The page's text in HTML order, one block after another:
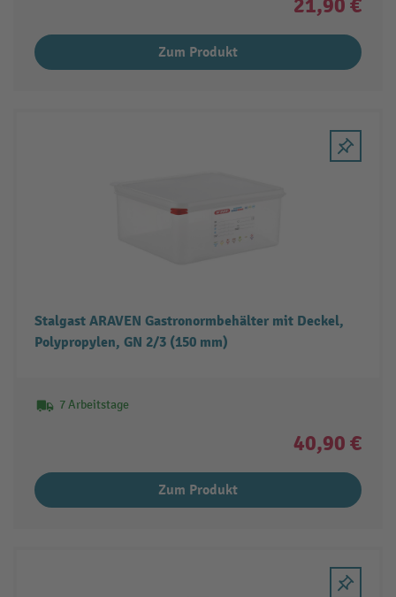
Zum Produkt
Stalgast ARAVEN Gastronormbehälter mit Deckel,
Polypropylen, GN 2/3 (150 mm)
7 Arbeitstage
40,90 €
Zum Produkt